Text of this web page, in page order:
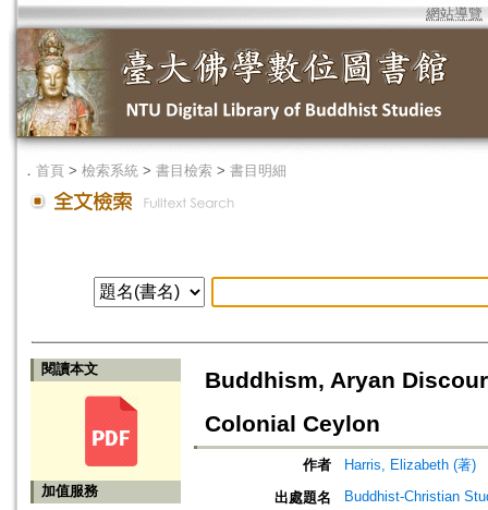
網站導覽
． 首頁 > 檢索系統 > 書目檢索 > 書目明細
閱讀本文
加值服務
Buddhism, Aryan
Colonial Ceylon
作者
Harris, Elizabeth (著)
出處題名
Buddhist-Christian